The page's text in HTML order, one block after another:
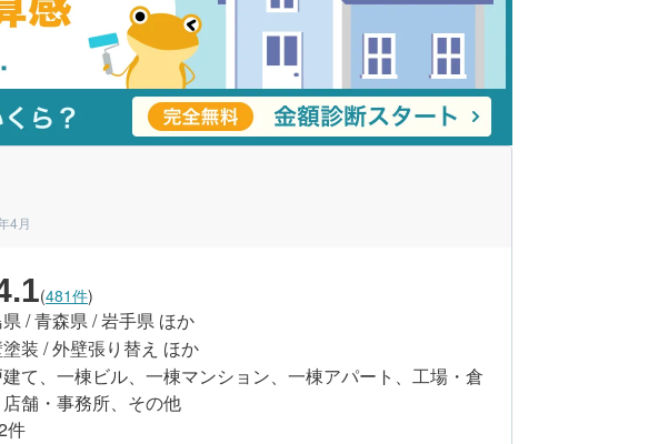
4月
(481件)
/ 青森県 / 岩手県 ほか
装 / 外壁張り替え ほか
て、一棟ビル、一棟マンション、一棟アパート、工場・倉
舗・事務所、その他
件